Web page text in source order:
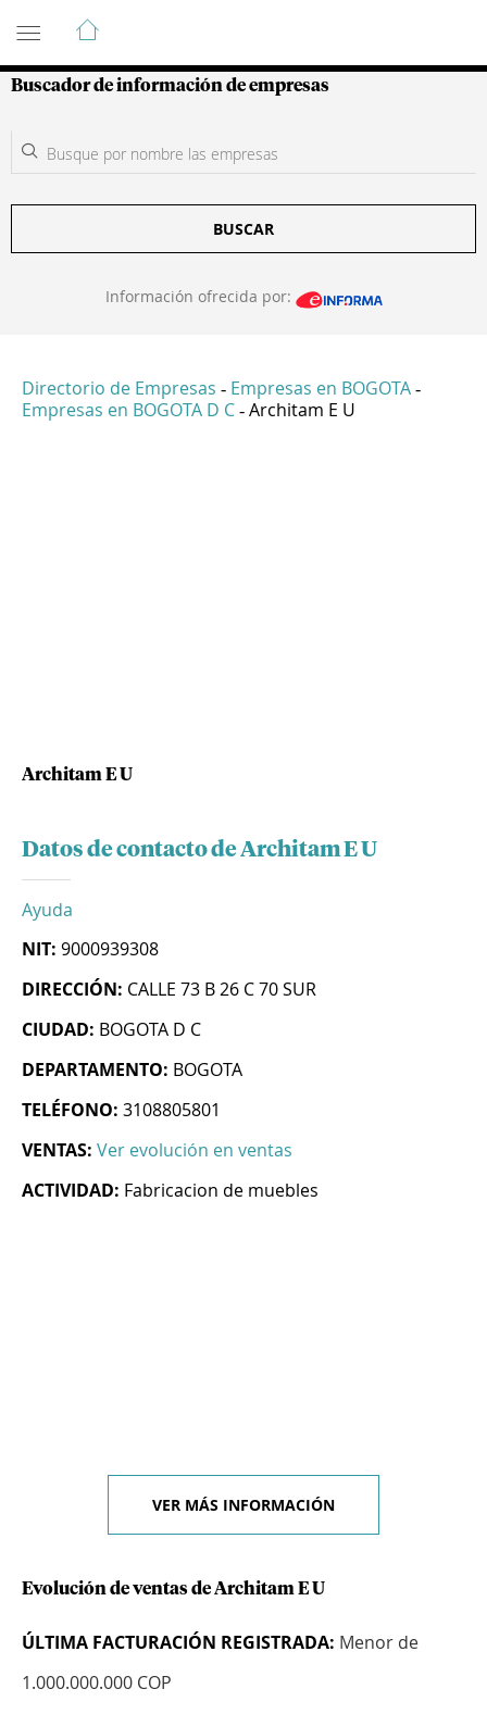
Guía de Empresas Colombianas
Buscador de información de empresas
BUSCAR
Información ofrecida por:
Directorio de Empresas - Empresas en BOGOTA -
Empresas en BOGOTA D C - Architam E U
Architam E U
Datos de contacto de Architam E U
Ayuda
NIT: 9000939308
DIRECCIÓN: CALLE 73 B 26 C 70 SUR
CIUDAD: BOGOTA D C
DEPARTAMENTO: BOGOTA
TELÉFONO: 3108805801
VENTAS: Ver evolución en ventas
ACTIVIDAD: Fabricacion de muebles
VER MÁS INFORMACIÓN
Evolución de ventas de Architam E U
ÚLTIMA FACTURACIÓN REGISTRADA: Menor de
1.000.000.000 COP